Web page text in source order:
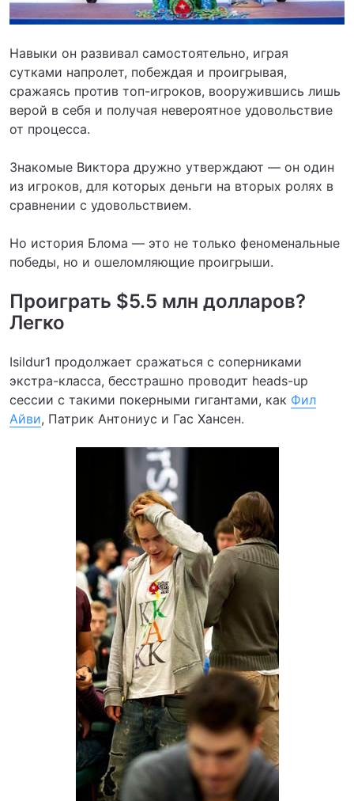
Навыки он развивал самостоятельно, играя
сутками напролет, побеждая и проигрывая,
сражаясь против топ-игроков, вооружившись лишь
верой в себя и получая невероятное удовольствие
от процесса.
Знакомые Виктора дружно утверждают — он один
из игроков, для которых деньги на вторых ролях в
сравнении с удовольствием.
Но история Блома — это не только феноменальные
победы, но и ошеломляющие проигрыши.
Проиграть $5.5 млн долларов?
Легко
Isildur1 продолжает сражаться с соперниками
экстра-класса, бесстрашно проводит heads-up
сессии с такими покерными гигантами, как Фил
Айви, Патрик Антониус и Гас Хансен.